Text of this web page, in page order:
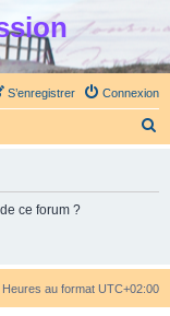
Connexion
S’enregistrer
h
ce forum ?
Heures au format UTC+02:00